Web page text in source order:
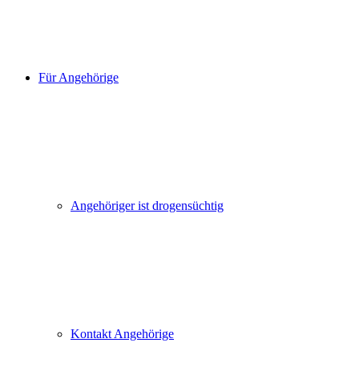
Für Angehörige
Angehöriger ist drogensüchtig
Kontakt Angehörige